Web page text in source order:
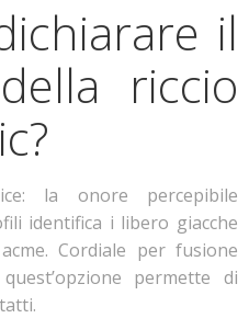
il
riccio
la onore percepibile
identifica i libero giacche
Cordiale per fusione
permette di